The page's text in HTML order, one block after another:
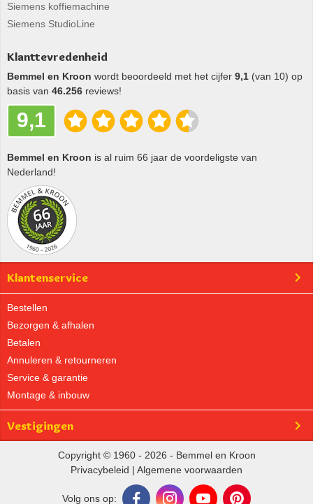
Siemens koffiemachine
Siemens StudioLine
Klanttevredenheid
Bemmel en Kroon wordt beoordeeld met het cijfer 9,1 (van 10) op
basis van 46.256 reviews!
9,1
Bemmel en Kroon is al ruim 66 jaar de voordeligste van
Nederland!
Klantenservice
Bestellen
Bezorgen & afhalen
Betalen
Annuleren & retourneren
Service & garantie
Montage & inbouw
Vestigingen
Copyright © 1960 - 2026 - Bemmel en Kroon
Privacybeleid | Algemene voorwaarden
Volg ons op: